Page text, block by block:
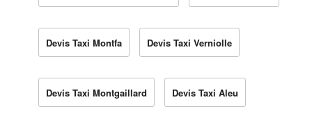
Devis Taxi Montfa Devis Taxi Verniolle
Devis Taxi Montgaillard Devis Taxi Aleu